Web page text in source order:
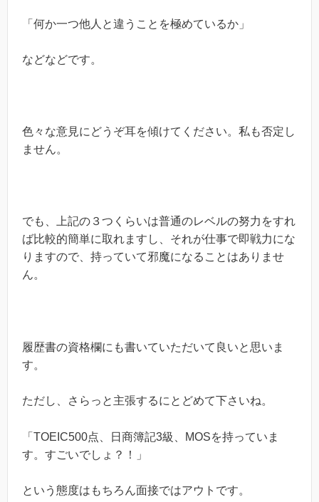
「何か一つ他人と違うことを極めているか」
などなどです。
色々な意見にどうぞ耳を傾けてください。私も否定し
ません。
でも、上記の３つくらいは普通のレベルの努力をすれ
ば比較的簡単に取れますし、それが仕事で即戦力にな
りますので、持っていて邪魔になることはありませ
ん。
履歴書の資格欄にも書いていただいて良いと思いま
す。
ただし、さらっと主張するにとどめて下さいね。
「TOEIC500点、日商簿記3級、MOSを持っていま
す。すごいでしょ？！」
という態度はもちろん面接ではアウトです。